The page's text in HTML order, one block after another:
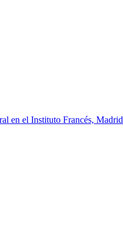
en el Instituto Francés, Madrid